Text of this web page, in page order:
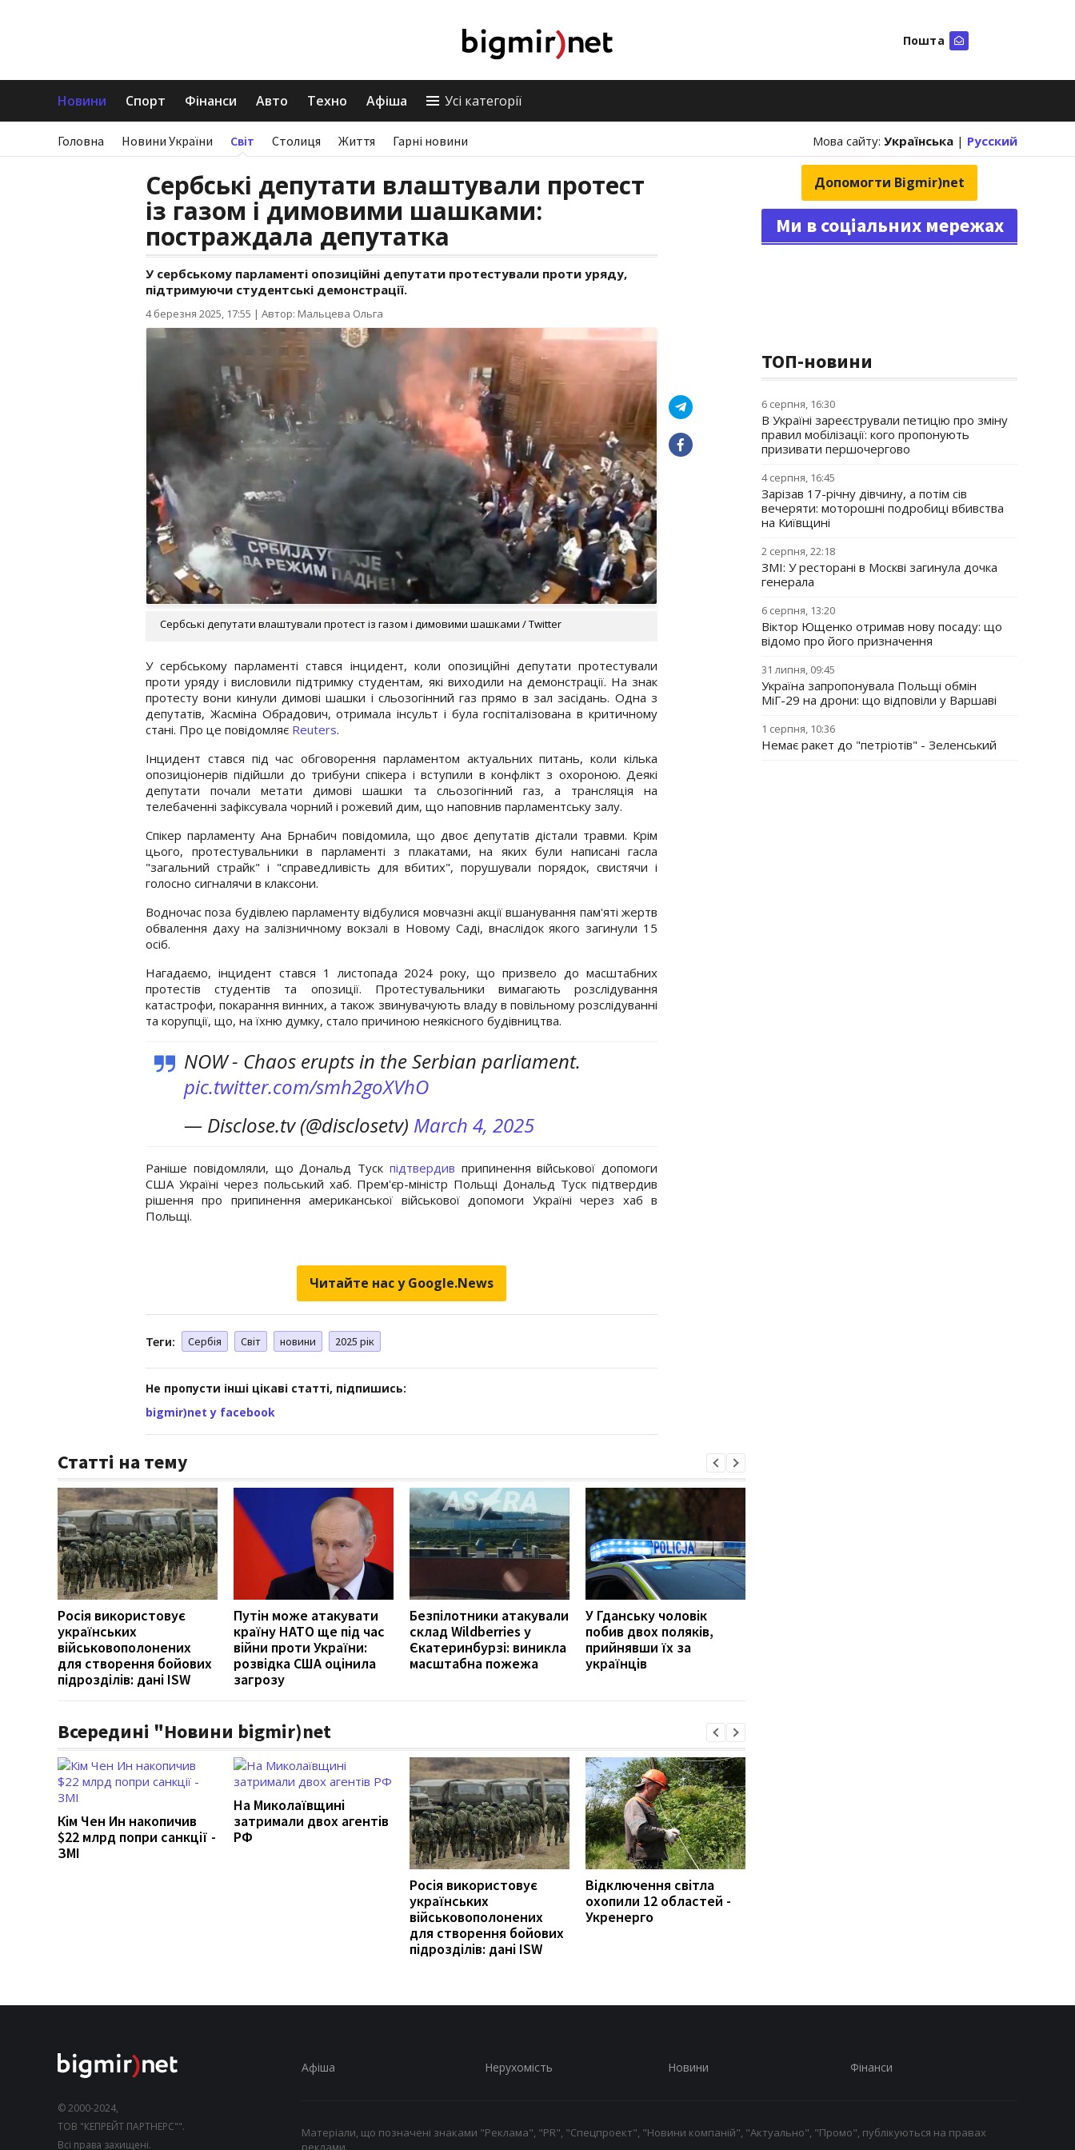
Пошта
Новини Спорт Фінанси Авто Техно Афіша Усі категорії
Головна Новини України Світ Столиця Життя Гарні новини Мова сайту: Українська | Русский
Сербські депутати влаштували протест
із газом і димовими шашками:
постраждала депутатка
У сербському парламенті опозиційні депутати протестували проти уряду,
підтримуючи студентські демонстрації.
4 березня 2025, 17:55 | Автор: Мальцева Ольга
Сербські депутати влаштували протест із газом і димовими шашками / Twitter
У сербському парламенті стався інцидент, коли опозиційні депутати протестували
проти уряду і висловили підтримку студентам, які виходили на демонстрації. На знак
протесту вони кинули димові шашки і сльозогінний газ прямо в зал засідань. Одна з
депутатів, Жасміна Обрадович, отримала інсульт і була госпіталізована в критичному
стані. Про це повідомляє Reuters.
Інцидент стався під час обговорення парламентом актуальних питань, коли кілька
опозиціонерів підійшли до трибуни спікера і вступили в конфлікт з охороною. Деякі
депутати почали метати димові шашки та сльозогінний газ, а трансляція на
телебаченні зафіксувала чорний і рожевий дим, що наповнив парламентську залу.
Спікер парламенту Ана Брнабич повідомила, що двоє депутатів дістали травми. Крім
цього, протестувальники в парламенті з плакатами, на яких були написані гасла
"загальний страйк" і "справедливість для вбитих", порушували порядок, свистячи і
голосно сигналячи в клаксони.
Водночас поза будівлею парламенту відбулися мовчазні акції вшанування пам'яті жертв
обвалення даху на залізничному вокзалі в Новому Саді, внаслідок якого загинули 15
осіб.
Нагадаємо, інцидент стався 1 листопада 2024 року, що призвело до масштабних
протестів студентів та опозиції. Протестувальники вимагають розслідування
катастрофи, покарання винних, а також звинувачують владу в повільному розслідуванні
та корупції, що, на їхню думку, стало причиною неякісного будівництва.
NOW - Chaos erupts in the Serbian parliament.
pic.twitter.com/smh2goXVhO
— Disclose.tv (@disclosetv) March 4, 2025
Раніше повідомляли, що Дональд Туск підтвердив припинення військової допомоги
США Україні через польський хаб. Прем'єр-міністр Польщі Дональд Туск підтвердив
рішення про припинення американської військової допомоги Україні через хаб в
Польщі.
Читайте нас у Google.News
Теги: Сербія Світ новини 2025 рік
Не пропусти інші цікаві статті, підпишись:
bigmir)net у facebook
Статті на тему
Росія використовує
українських
військовополонених
для створення бойових
підрозділів: дані ISW
Путін може атакувати
країну НАТО ще під час
війни проти України:
розвідка США оцінила
загрозу
Безпілотники атакували
склад Wildberries у
Єкатеринбурзі: виникла
масштабна пожежа
У Гданську чоловік
побив двох поляків,
прийнявши їх за
українців
Всередині "Новини bigmir)net
Кім Чен Ин накопичив
$22 млрд попри санкції -
ЗМІ
На Миколаївщині
затримали двох агентів
РФ
Росія використовує
українських
військовополонених
для створення бойових
підрозділів: дані ISW
Відключення світла
охопили 12 областей -
Укренерго
Допомогти Bigmir)net
Ми в соціальних мережах
ТОП-новини
6 серпня, 16:30
В Україні зареєстрували петицію про зміну
правил мобілізації: кого пропонують
призивати першочергово
4 серпня, 16:45
Зарізав 17-річну дівчину, а потім сів
вечеряти: моторошні подробиці вбивства
на Київщині
2 серпня, 22:18
ЗМІ: У ресторані в Москві загинула дочка
генерала
6 серпня, 13:20
Віктор Ющенко отримав нову посаду: що
відомо про його призначення
31 липня, 09:45
Україна запропонувала Польщі обмін
МіГ-29 на дрони: що відповіли у Варшаві
1 серпня, 10:36
Немає ракет до "петріотів" - Зеленський
© 2000-2024,
ТОВ "КЕПРЕЙТ ПАРТНЕРС"".
Всі права захищені.
Афіша Нерухомість Новини Фінанси
Матеріали, що позначені знаками "Реклама", "PR", "Спецпроект", "Новини компаній", "Актуально", "Промо", публікуються на правах
реклами.